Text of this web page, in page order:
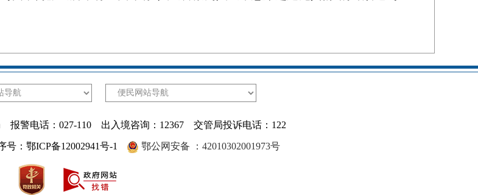
报警电话：027-110 出入境咨询：12367 交管局投诉电话：122
号：鄂ICP备12002941号-1 鄂公网安备 ：42010302001973号